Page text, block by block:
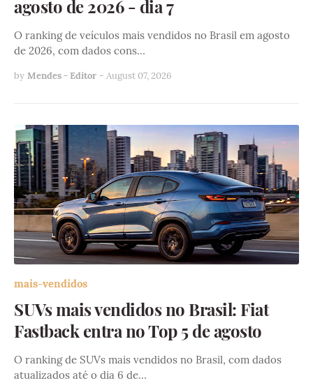
agosto de 2026 - dia 7
O ranking de veículos mais vendidos no Brasil em agosto
de 2026, com dados cons…
by Mendes - Editor - August 07, 2026
mais-vendidos
SUVs mais vendidos no Brasil: Fiat
Fastback entra no Top 5 de agosto
O ranking de SUVs mais vendidos no Brasil, com dados
atualizados até o dia 6 de…